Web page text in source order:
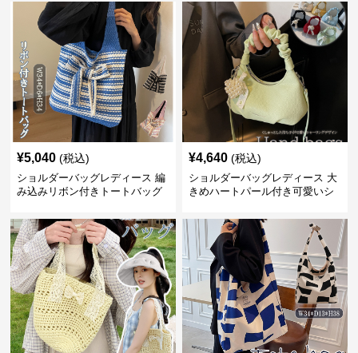
¥5,040 (税込)
ショルダーバッグレディース 編
み込みリボン付きトートバッグ
¥4,640 (税込)
ショルダーバッグレディース 大
きめハートパール付き可愛いシ